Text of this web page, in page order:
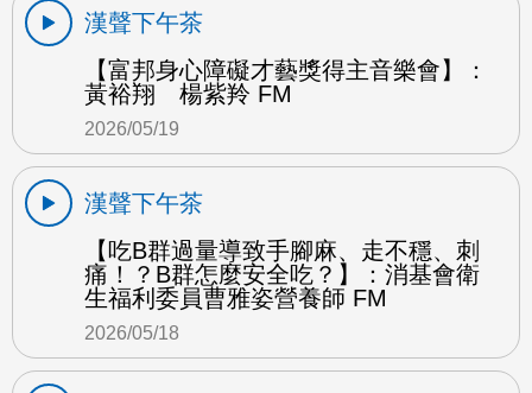
漢聲下午茶
【富邦身心障礙才藝獎得主音樂會】：
黃裕翔 楊紫羚 FM
2026/05/19
漢聲下午茶
【吃B群過量導致手腳麻、走不穩、刺
痛！？B群怎麼安全吃？】：消基會衛
生福利委員曹雅姿營養師 FM
2026/05/18